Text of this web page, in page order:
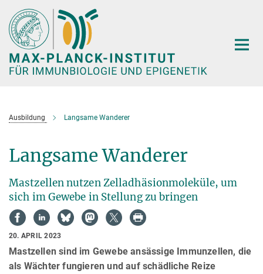
Hauptinhalt
Ausbildung Langsame Wanderer
Langsame Wanderer
Mastzellen nutzen Zelladhäsionmoleküle, um
sich im Gewebe in Stellung zu bringen
20. APRIL 2023
Mastzellen sind im Gewebe ansässige Immunzellen, die
als Wächter fungieren und auf schädliche Reize